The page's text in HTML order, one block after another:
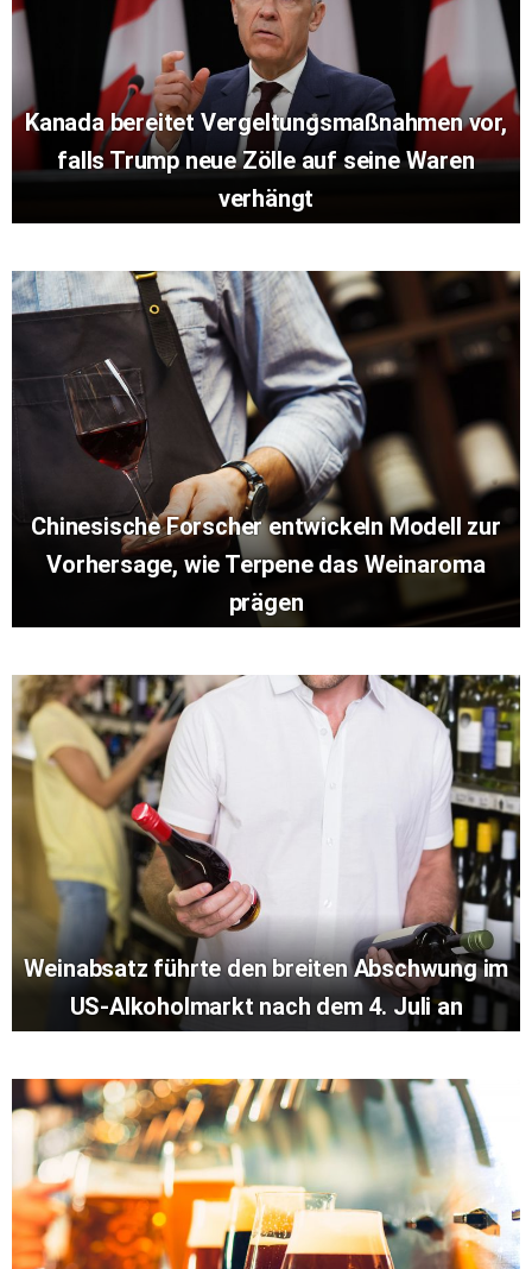
Kanada bereitet Vergeltungsmaßnahmen vor,
falls Trump neue Zölle auf seine Waren
verhängt
Chinesische Forscher entwickeln Modell zur
Vorhersage, wie Terpene das Weinaroma
prägen
Weinabsatz führte den breiten Abschwung im
US-Alkoholmarkt nach dem 4. Juli an